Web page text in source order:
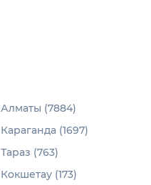
Алматы (7884)
Караганда (1697)
Тараз (763)
Кокшетау (173)